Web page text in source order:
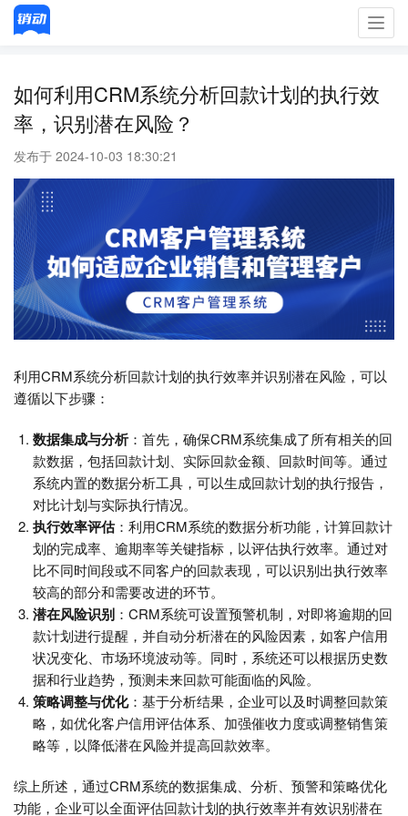
如何利用CRM系统分析回款计划的执行效
率，识别潜在风险？
发布于 2024-10-03 18:30:21
利用CRM系统分析回款计划的执行效率并识别潜在风险，可以
遵循以下步骤：
数据集成与分析：首先，确保CRM系统集成了所有相关的回
款数据，包括回款计划、实际回款金额、回款时间等。通过
系统内置的数据分析工具，可以生成回款计划的执行报告，
对比计划与实际执行情况。
执行效率评估：利用CRM系统的数据分析功能，计算回款计
划的完成率、逾期率等关键指标，以评估执行效率。通过对
比不同时间段或不同客户的回款表现，可以识别出执行效率
较高的部分和需要改进的环节。
潜在风险识别 ：CRM系统可设置预警机制，对即将逾期的回
款计划进行提醒，并自动分析潜在的风险因素，如客户信用
状况变化、市场环境波动等。同时，系统还可以根据历史数
据和行业趋势，预测未来回款可能面临的风险。
策略调整与优化：基于分析结果，企业可以及时调整回款策
略，如优化客户信用评估体系、加强催收力度或调整销售策
略等，以降低潜在风险并提高回款效率。
综上所述，通过CRM系统的数据集成、分析、预警和策略优化
功能，企业可以全面评估回款计划的执行效率并有效识别潜在